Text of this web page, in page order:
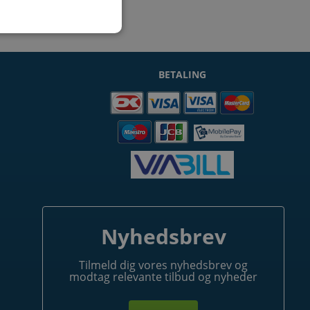
BETALING
Nyhedsbrev
Tilmeld dig vores nyhedsbrev og
modtag relevante tilbud og nyheder